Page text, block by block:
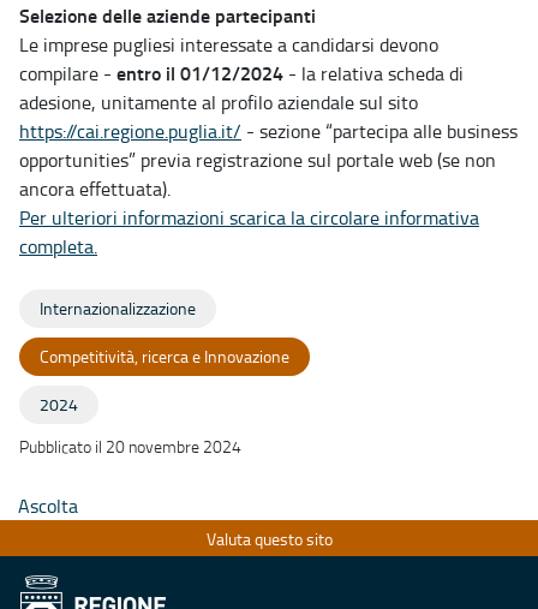
Selezione delle aziende partecipanti
Le imprese pugliesi interessate a candidarsi devono
compilare - entro il 01/12/2024 - la relativa scheda di
adesione, unitamente al profilo aziendale sul sito
https://cai.regione.puglia.it/ - sezione “partecipa alle business
opportunities” previa registrazione sul portale web (se non
ancora effettuata).
Per ulteriori informazioni scarica la circolare informativa
completa.
Internazionalizzazione
Competitività, ricerca e Innovazione
2024
Pubblicato il 20 novembre 2024
Ascolta
Valuta questo sito